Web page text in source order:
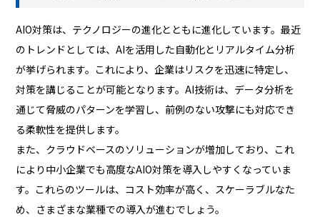
AIO対策は、テクノロジーの進化とともに進化しています。最近
のトレンドとしては、AIを活用した自動化とリアルタイム分析
が挙げられます。これにより、企業はリスクを迅速に特定し、
対策を講じることが可能となります。AI技術は、データ分析を
通じて脅威のパターンを学習し、前例のない攻撃にも対応でき
る柔軟性を提供します。
また、クラウドベースのソリューションが増加しており、これ
により中小企業でも高度なAIO対策を導入しやすくなっていま
す。これらのツールは、コスト効率が高く、スケーラブルなた
め、さまざまな業種での導入が進むでしょう。